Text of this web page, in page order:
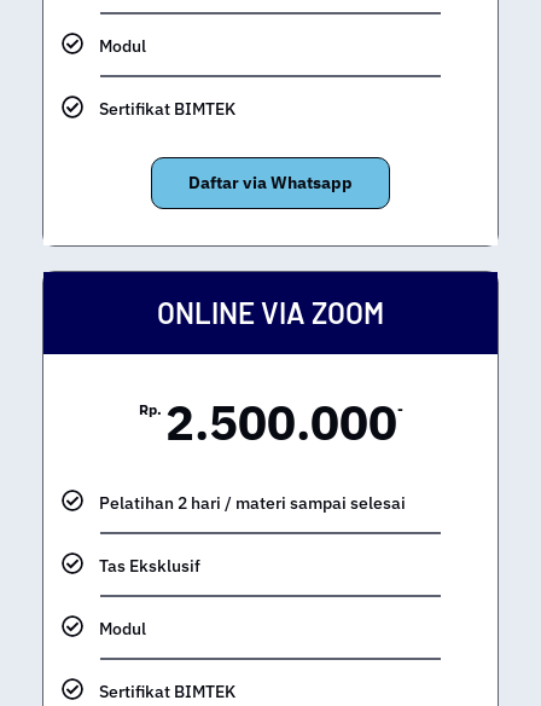
Modul
Sertifikat BIMTEK
Daftar via Whatsapp
ONLINE VIA ZOOM
Rp. 2.500.000-
Pelatihan 2 hari / materi sampai selesai
Tas Eksklusif
Modul
Sertifikat BIMTEK